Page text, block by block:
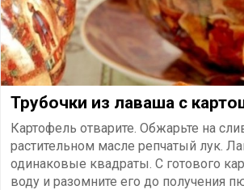
​Трубочки из лаваша с
Картофель отварите. Обжарьте на
растительном масле репчатый лук.
одинаковые квадраты. С готового
воду и разомните его до получения